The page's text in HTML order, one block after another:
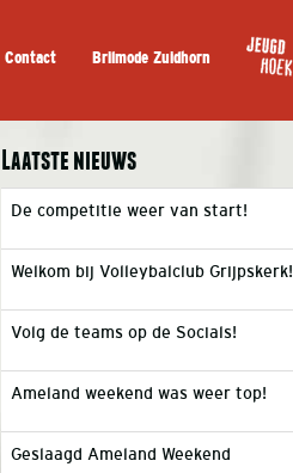
Contact Brilmode Zuidhorn
Laatste nieuws
De competitie weer van start!
Welkom bij Volleybalclub Grijpskerk!
Volg de teams op de Socials!
Ameland weekend was weer top!
Geslaagd Ameland Weekend